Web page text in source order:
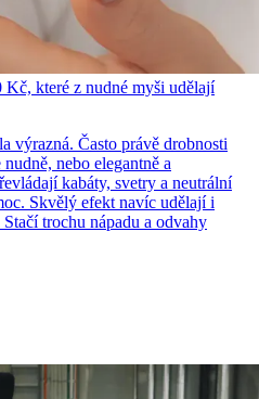
které z nudné myši udělají
výrazná. Často právě drobnosti
nebo elegantně a
kabáty, svetry a neutrální
Skvělý efekt navíc udělají i
trochu nápadu a odvahy